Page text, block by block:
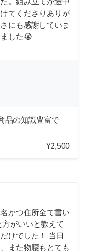
。組み立てが途中
てくださりありが
にも感謝していま
した😭
品の知識豊富で
¥2,500
かつ住所全て書い
がいいと教えて
けでした！ 当日
また物腰もとても